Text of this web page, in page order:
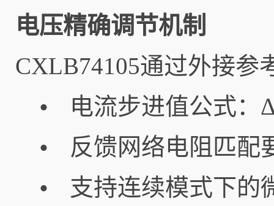
电压精确调节机制
CXLB74105通过外接参
• 电流步进值公式：
• 反馈网络电阻匹配
• 支持连续模式下的